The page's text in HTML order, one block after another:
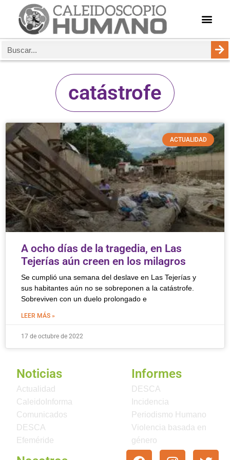
catástrofe
ACTUALIDAD
A ocho días de la tragedia, en Las
Tejerías aún creen en los milagros
Se cumplió una semana del deslave en Las Tejerías y
sus habitantes aún no se sobreponen a la catástrofe.
Sobreviven con un duelo prolongado e
LEER MÁS »
17 de octubre de 2022
Noticias
Actualidad
CaleidoInforma
Comunicados
DESCA
Efeméride
Informes
DESCA
Incidencia
Periodismo Humano
Violencia basada en
género